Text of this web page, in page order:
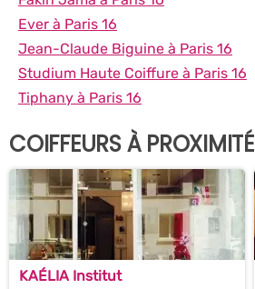
Ever à Paris 16
Jean-Claude Biguine à Paris 16
Studium Haute Coiffure à Paris 16
Tiphany à Paris 16
COIFFEURS À PROXIMITÉ
KAÉLIA Institut